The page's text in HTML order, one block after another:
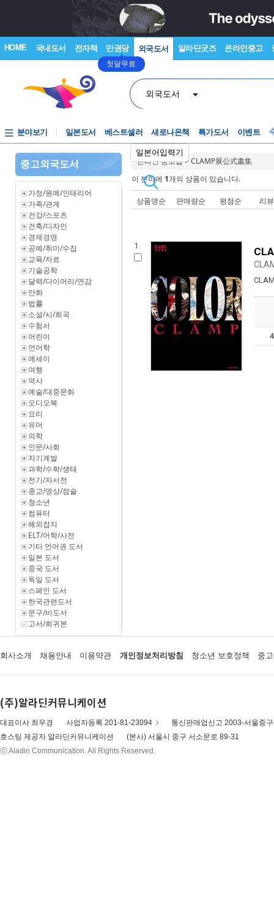
HOME 국내도서 전자책 만권당
첫달무료
외국도서 알라딘굿즈 온라인중고
외국도서
일본어입력기
분야보기 일본도서 베스트셀러 새로나온책 특가도서 이벤트
중고외국도서
가정/원예/인테리어
가족/관계
건강/스포츠
건축/디자인
경제경영
공예/취미/수집
교육/자료
기술공학
달력/다이어리/연감
만화
법률
소설/시/희곡
수험서
어린이
언어학
에세이
여행
역사
예술/대중문화
오디오북
요리
유머
의학
인문/사회
자기계발
과학/수학/생태
전기/자서전
종교/명상/점술
청소년
컴퓨터
해외잡지
ELT/어학/사전
기타 언어권 도서
일본 도서
중국 도서
독일 도서
스페인 도서
한국관련도서
문구/비도서
고서/희귀본
온라인 중고샵>CLAMP展公式畵集
이 분야에 1개의 상품이 있습니다.
상품명순 판매량순 평점순 리
1.
회사소개 채용안내 이용약관 개인정보처리방침 청소년 보호정책 중
(주)알라딘커뮤니케이션
대표이사 최우경 사업자등록 201-81-23094
통신판매업신고 2003-서울중
호스팅 제공자 알라딘커뮤니케이션
(본사) 서울시 중구 서소문로 89-31
ⓒ Aladin Communication. All Rights Reserved.